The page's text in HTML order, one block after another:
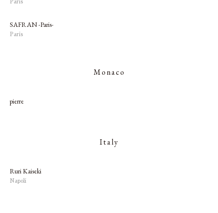
Paris
SAFRAN -Paris-
Paris
Monaco
pierre
Italy
Ruri Kaiseki
Napoli